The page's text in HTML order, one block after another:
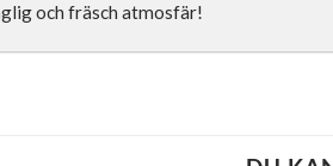
och fräsch atmosfär!